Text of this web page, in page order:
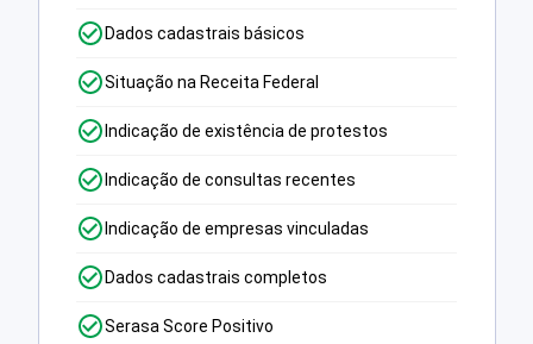
Dados cadastrais básicos
Situação na Receita Federal
Indicação de existência de protestos
Indicação de consultas recentes
Indicação de empresas vinculadas
Dados cadastrais completos
Serasa Score Positivo